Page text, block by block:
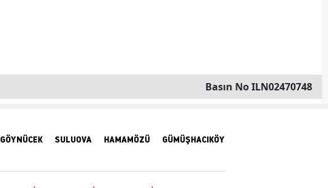
Ordu
Sakarya
Basın No ILN02470748
GÖYNÜCEK SULUOVA HAMAMÖZÜ GÜMÜŞHACIKÖY